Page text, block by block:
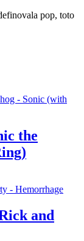
pop, toto
the
and